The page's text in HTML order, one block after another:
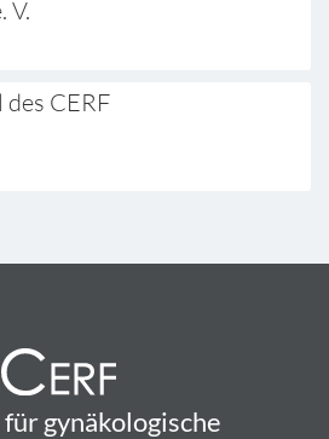
V.
CERF
gynäkologische